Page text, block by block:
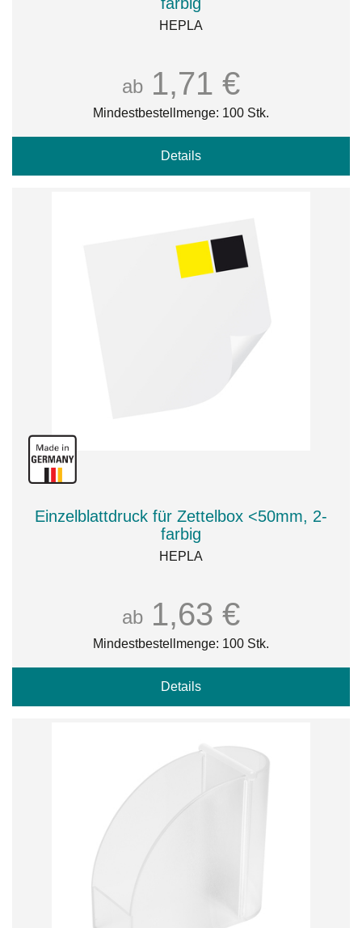
HEPLA
ab 1,71 €
Mindestbestellmenge: 100 Stk.
Details
Einzelblattdruck für Zettelbox <50mm, 2-
farbig
HEPLA
ab 1,63 €
Mindestbestellmenge: 100 Stk.
Details